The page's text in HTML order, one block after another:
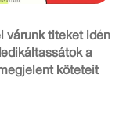
várunk titeket idén
a
köteteit